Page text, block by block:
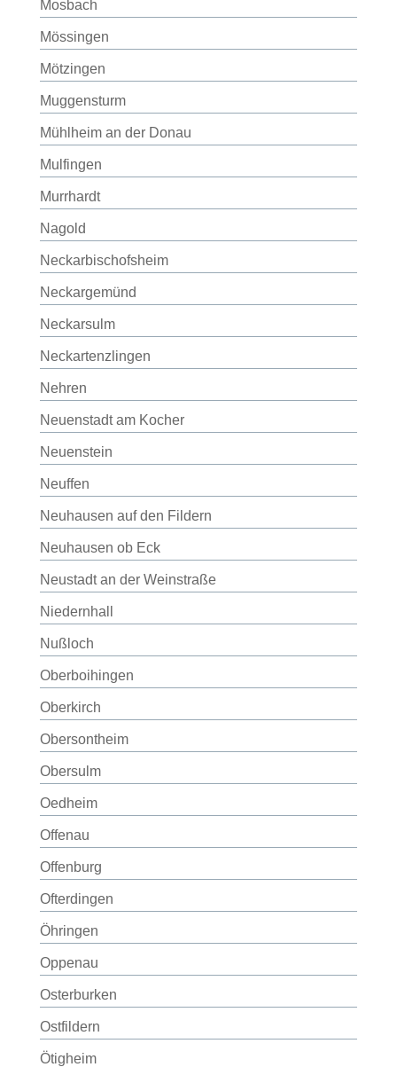
Mosbach
Mössingen
Mötzingen
Muggensturm
Mühlheim an der Donau
Mulfingen
Murrhardt
Nagold
Neckarbischofsheim
Neckargemünd
Neckarsulm
Neckartenzlingen
Nehren
Neuenstadt am Kocher
Neuenstein
Neuffen
Neuhausen auf den Fildern
Neuhausen ob Eck
Neustadt an der Weinstraße
Niedernhall
Nußloch
Oberboihingen
Oberkirch
Obersontheim
Obersulm
Oedheim
Offenau
Offenburg
Ofterdingen
Öhringen
Oppenau
Osterburken
Ostfildern
Ötigheim